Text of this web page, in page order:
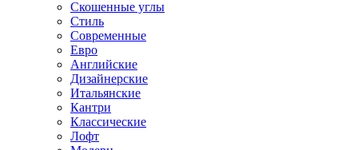
Скошенные углы
Стиль
Современные
Евро
Английские
Дизайнерские
Итальянские
Кантри
Классические
Лофт